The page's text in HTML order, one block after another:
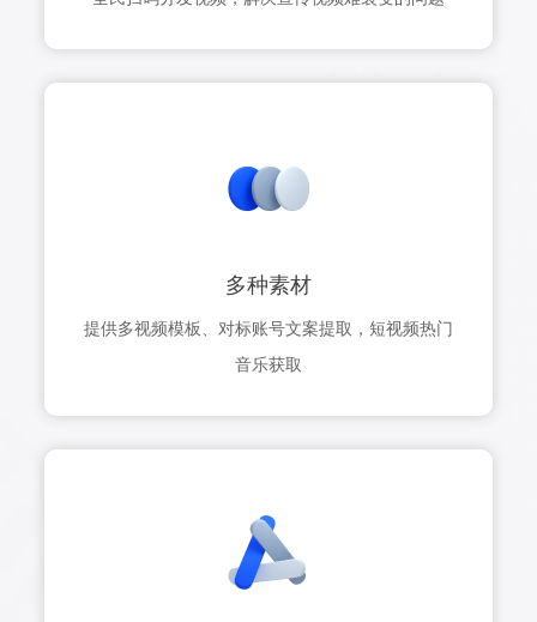
多种素材
提供多视频模板、对标账号文案提取，短视频热门
音乐获取